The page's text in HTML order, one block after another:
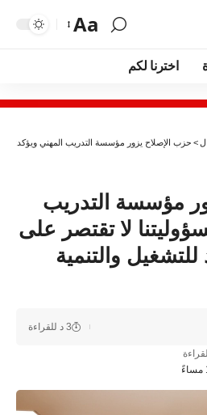
Aa
اخترنا لكم
> حزب الإصلاح يزور مؤسسة التدريب المهني ويؤكد:
مؤسسة التدريب
لا تقتصر على
والتنمية
3 د للقراءة